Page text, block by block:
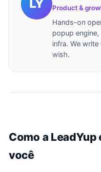
Product &
Hands-on
popup
infra. We
wish.
Como a
você